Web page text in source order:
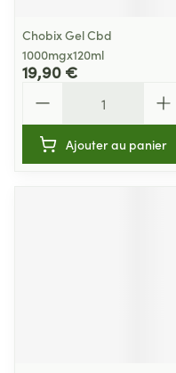
Chobix Gel Cbd
1000mgx120ml
19,90 €
Ajouter au panier